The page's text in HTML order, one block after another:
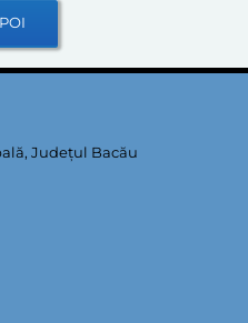
Județul Bacău